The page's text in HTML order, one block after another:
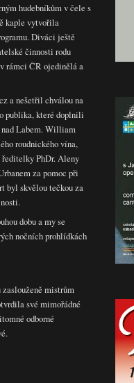
hudebníkům v čele s
kaple vytvořila
Diváci ještě
činnosti rodu
rámci ČR ojedinělá a
a nešetřil chválou na
publika, které doplnili
nad Labem. William
roudnického vína,
PhDr. Aleny
za pomoc při
byl skvělou tečkou za
dobu a my se
nočních prohlídkách
zaslouženě mistrům
své mimořádné
odborné